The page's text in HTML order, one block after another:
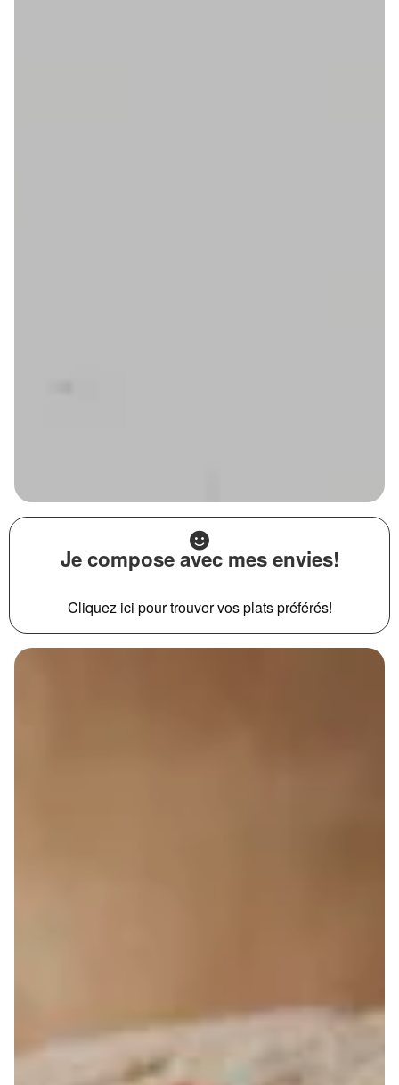
Je compose avec mes envies!
Cliquez ici pour trouver vos plats préférés!